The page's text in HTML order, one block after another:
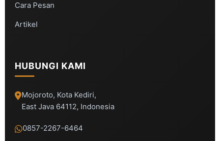
Cara Pesan
Artikel
HUBUNGI KAMI
Mojoroto, Kota Kediri,
East Java 64112, Indonesia
0857-2267-6464